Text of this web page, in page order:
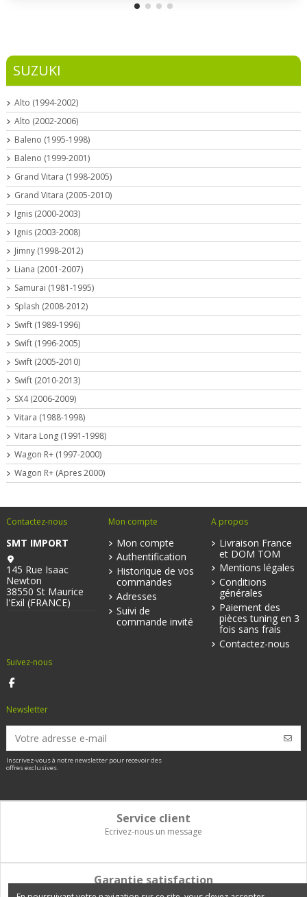
SUZUKI
Alto (1994-2002)
Alto (2002-2006)
Baleno (1995-1998)
Baleno (1999-2001)
Grand Vitara (1998-2005)
Grand Vitara (2005-2010)
Ignis (2000-2003)
Ignis (2003-2008)
Jimny (1998-2012)
Liana (2001-2007)
Samurai (1981-1995)
Splash (2008-2012)
Swift (1989-1996)
Swift (1996-2005)
Swift (2005-2010)
Swift (2010-2013)
SX4 (2006-2009)
Vitara (1988-1998)
Vitara Long (1991-1998)
Wagon R+ (1997-2000)
Wagon R+ (Apres 2000)
Contactez-nous
SMT IMPORT
145 Rue Isaac
Newton
38550 St Maurice
l'Exil (FRANCE)
Mon compte
Mon compte
Authentification
Historique de vos
commandes
Adresses
Suivi de
commande invité
A propos
Livraison France
et DOM TOM
Mentions légales
Conditions
générales
Paiement des
pièces tuning en 3
fois sans frais
Contactez-nous
Suivez-nous
Newsletter
Inscrivez-vous à notre newsletter pour recevoir des
offres exclusives.
Service client
Ecrivez-nous un message
Garantie satisfaction
Vous disposez de 14 jours pour changer d'avis et être remboursé